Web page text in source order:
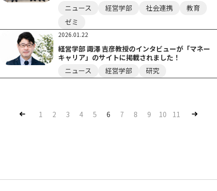
ニュース
経営学部 社会連携
教育
ゼミ
2026.01.22
経営学部 諏澤 吉彦教授のインタビューが「マネー
キャリア」のサイトに掲載されました！
ニュース
経営学部 研究
Pre 1 2 3 4 5 6 7 8 9 10 11 Nex